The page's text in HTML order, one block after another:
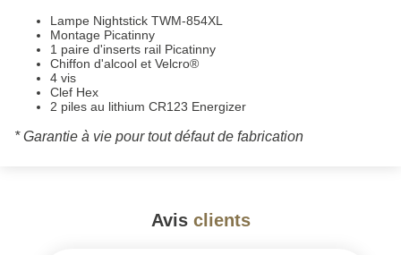
Lampe Nightstick TWM-854XL
Montage Picatinny
1 paire d'inserts rail Picatinny
Chiffon d'alcool et Velcro®
4 vis
Clef Hex
2 piles au lithium CR123 Energizer
* Garantie à vie pour tout défaut de fabrication
Avis clients